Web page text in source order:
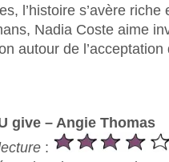
l’histoire s’avère
Nadia Coste aime
autour de l’acceptation
give – Angie Thomas
: